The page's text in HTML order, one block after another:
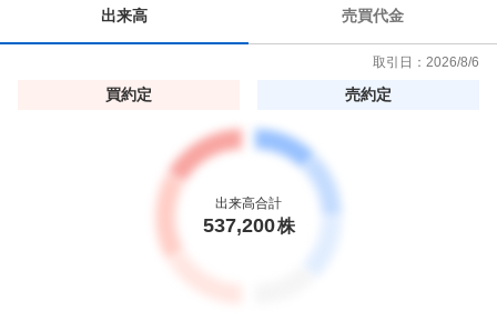
出来高 売買代金
取引日： 2026/8/6
買約定 売約定
出来高合計
537,200株